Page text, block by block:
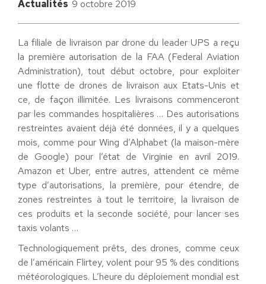
Actualités 9 octobre 2019
La filiale de livraison par drone du leader UPS a reçu
la première autorisation de la FAA (Federal Aviation
Administration), tout début octobre, pour exploiter
une flotte de drones de livraison aux Etats-Unis et
ce, de façon illimitée. Les livraisons commenceront
par les commandes hospitalières … Des autorisations
restreintes avaient déjà été données, il y a quelques
mois, comme pour Wing d’Alphabet (la maison-mère
de Google) pour l’état de Virginie en avril 2019.
Amazon et Uber, entre autres, attendent ce même
type d’autorisations, la première, pour étendre, de
zones restreintes à tout le territoire, la livraison de
ces produits et la seconde société, pour lancer ses
taxis volants …
Technologiquement prêts, des drones, comme ceux
de l’américain Flirtey, volent pour 95 % des conditions
météorologiques. L’heure du déploiement mondial est